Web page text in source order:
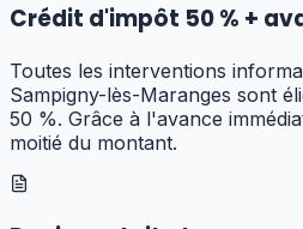
Crédit d'impôt 50 % +
Toutes les interventions
Sampigny-lès-Maranges sont
50 %. Grâce à l'avance
moitié du montant.